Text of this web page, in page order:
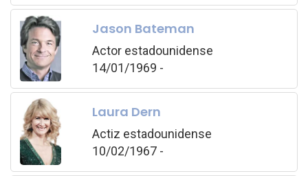
Jason Bateman
Actor estadounidense
14/01/1969 -
Laura Dern
Actiz estadounidense
10/02/1967 -